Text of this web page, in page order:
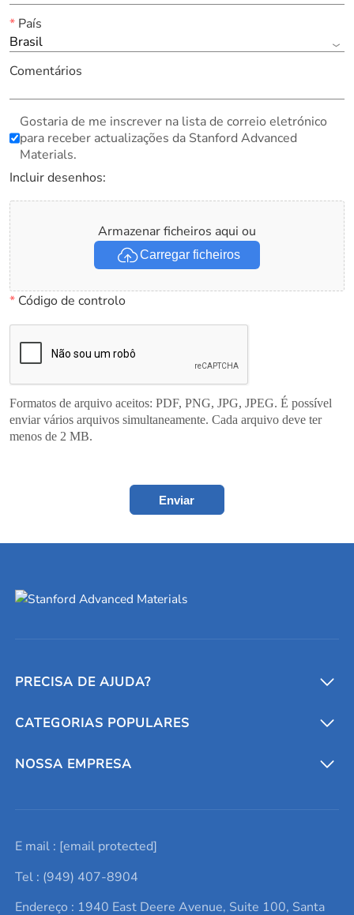
*País
Brasil
Comentários
Gostaria de me inscrever na lista de correio eletrónico
para receber actualizações da Stanford Advanced
Materials.
Incluir desenhos:
Armazenar ficheiros aqui ou
Carregar ficheiros
*Código de controlo
Formatos de arquivo aceitos: PDF, PNG, JPG, JPEG. É possível
enviar vários arquivos simultaneamente. Cada arquivo deve ter
menos de 2 MB.
Enviar
PRECISA DE AJUDA?
Conversores e calculadoras
Entre em contato conosco
Lista de consultas
Termos e Condições
CATEGORIAS POPULARES
Metais refratários
Elementos de terras raras
Alvos de pulverização catódica
NOSSA EMPRESA
Promoções atuais
Notícias e blogs
E mail : [email protected]
Tel : (949) 407-8904
Endereço : 1940 East Deere Avenue, Suite 100, Santa